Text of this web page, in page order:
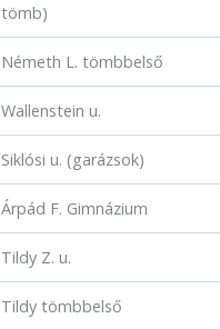
tömb)
Németh L. tömbbelső
Wallenstein u.
Siklósi u. (garázsok)
Árpád F. Gimnázium
Tildy Z. u.
Tildy tömbbelső